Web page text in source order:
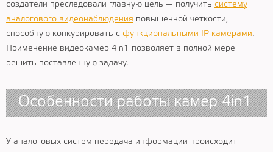
создатели преследовали главную цель — получить систему
аналогового видеонаблюдения повышенной четкости,
способную конкурировать с функциональными IP-камерами.
Применение видеокамер 4in1 позволяет в полной мере
решить поставленную задачу.
Особенности работы камер 4in1
У аналоговых систем передача информации происходит